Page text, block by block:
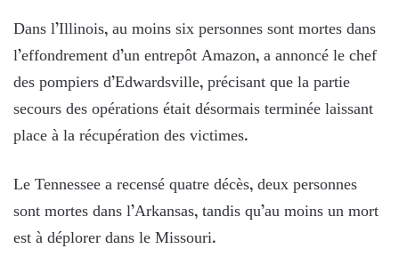
Dans l’Illinois, au moins six personnes sont mortes dans
l’effondrement d’un entrepôt Amazon, a annoncé le chef
des pompiers d’Edwardsville, précisant que la partie
secours des opérations était désormais terminée laissant
place à la récupération des victimes.
Le Tennessee a recensé quatre décès, deux personnes
sont mortes dans l’Arkansas, tandis qu’au moins un mort
est à déplorer dans le Missouri.